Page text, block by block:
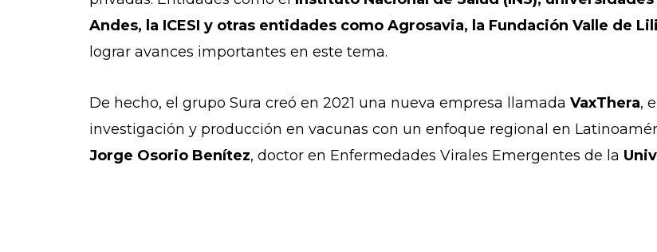
Andes, la ICESI y otras entidades como Agrosavia, la Fundación Valle de
lograr avances importantes en este tema.
De hecho, el grupo Sura creó en 2021 una nueva empresa llamada VaxThera,
investigación y producción en vacunas con un enfoque regional en
Jorge Osorio Benítez, doctor en Enfermedades Virales Emergentes de la